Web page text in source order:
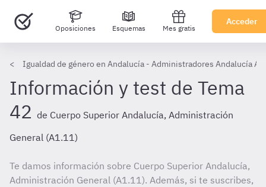
Oposiciones Esquemas Mes gratis
Acceder
Igualdad de género en Andalucía - Administradores Andalucía A1
Información y test de Tema
42 de Cuerpo Superior Andalucía, Administración
General (A1.11)
Te damos información sobre Cuerpo Superior Andalucía,
Administración General (A1.11). Además, si te suscribes,